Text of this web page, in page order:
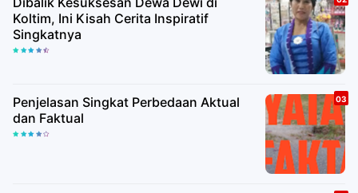
Koltim, Ini Kisah Cerita Inspiratif
Singkatnya
Penjelasan Singkat Perbedaan Aktual
dan Faktual